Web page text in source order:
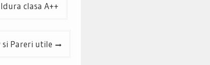
clasa A++
si Pareri utile